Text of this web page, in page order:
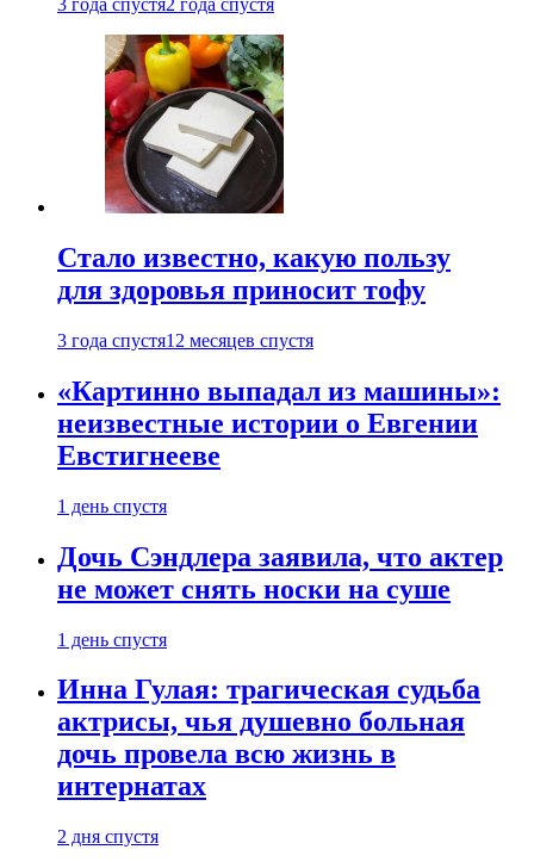
3 года спустя2 года спустя
Стало известно, какую пользу
для здоровья приносит тофу
3 года спустя12 месяцев спустя
«Картинно выпадал из машины»:
неизвестные истории о Евгении
Евстигнееве
1 день спустя
Дочь Сэндлера заявила, что актер
не может снять носки на суше
1 день спустя
Инна Гулая: трагическая судьба
актрисы, чья душевно больная
дочь провела всю жизнь в
интернатах
2 дня спустя